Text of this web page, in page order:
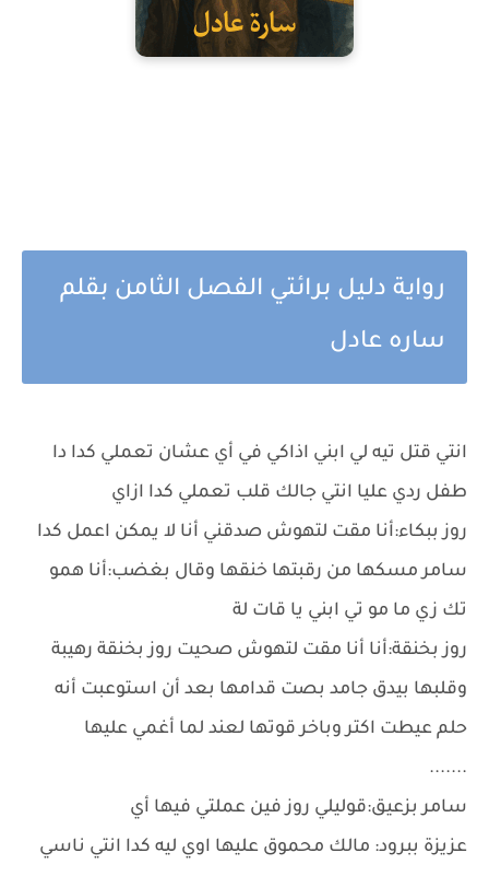
رواية دليل برائتي الفصل الثامن بقلم
ساره عادل
انتي قتل تيه لي ابني اذاكي في أي عشان تعملي كدا دا
طفل ردي عليا انتي جالك قلب تعملي كدا ازاي
روز ببكاء:أنا مقت لتهوش صدقني أنا لا يمكن اعمل كدا
سامر مسكها من رقبتها خنقها وقال بغضب:أنا همو
تك زي ما مو تي ابني يا قات لة
روز بخنقة:أنا أنا مقت لتهوش صحيت روز بخنقة رهيبة
وقلبها بيدق جامد بصت قدامها بعد أن استوعبت أنه
حلم عيطت اكتر وباخر قوتها لعند لما أغمي عليها
.......
سامر بزعيق:قوليلي روز فين عملتي فيها أي
عزيزة ببرود: مالك محموق عليها اوي ليه كدا انتي ناسي